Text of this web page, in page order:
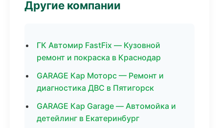
Другие компании
ГК Автомир FastFix — Кузовной
ремонт и покраска в Краснодар
GARAGE Кар Моторс — Ремонт и
диагностика ДВС в Пятигорск
GARAGE Кар Garage — Автомойка и
детейлинг в Екатеринбург